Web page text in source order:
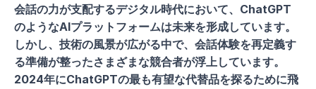
会話の力が支配するデジタル時代において、ChatGPT
のようなAIプラットフォームは未来を形成しています。
しかし、技術の風景が広がる中で、会話体験を再定義す
る準備が整ったさまざまな競合者が浮上しています。
2024年にChatGPTの最も有望な代替品を探るために飛